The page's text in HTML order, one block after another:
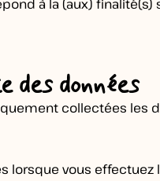
à la (aux) finalité(s)
des données
collectées les
lorsque vous